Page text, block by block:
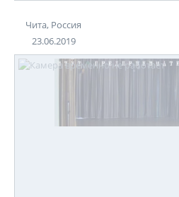
Чита, Россия
23.06.2019